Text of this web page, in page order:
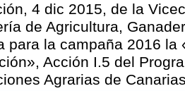
4 dic 2015, de la
de Agricultura,
para la campaña 2016
Acción I.5 del
Agrarias de